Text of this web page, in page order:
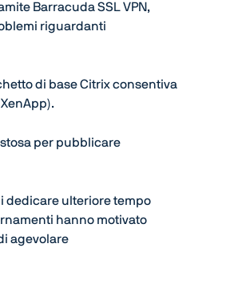
Barracuda SSL VPN,
riguardanti
di base Citrix consentiva
per pubblicare
dedicare ulteriore tempo
hanno motivato
agevolare